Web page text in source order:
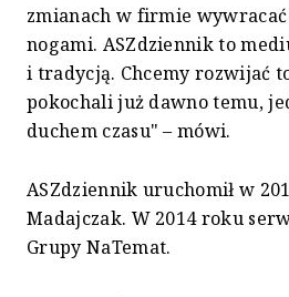
zmianach w firmie
nogami. ASZdziennik to
i tradycją. Chcemy rozwijać
pokochali już dawno temu,
duchem czasu" – mówi.
ASZdziennik uruchomił w
Madajczak. W 2014 roku
Grupy NaTemat.